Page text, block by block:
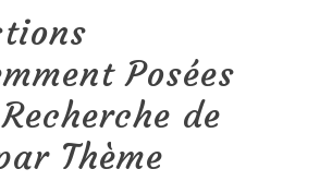
Posées
de
Thème